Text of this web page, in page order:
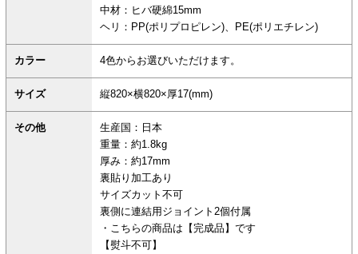
中材：ヒバ硬綿15mm
ヘリ：PP(ポリプロピレン)、PE(ポリエチレン)
カラー 4色からお選びいただけます。
サイズ 縦820×横820×厚17(mm)
その他
生産国：日本
重量：約1.8kg
厚み：約17mm
裏貼り加工あり
サイズカット不可
裏側に連結用ジョイント2個付属
・こちらの商品は【完成品】です
【熨斗不可】